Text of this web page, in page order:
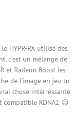
HYPR-RX utilise des
c’est un mélange de
et Radeon Boost les
de l’image en jeu tu
chose intérréssante
compatible RDNA2 😉